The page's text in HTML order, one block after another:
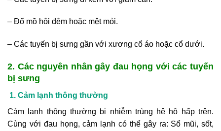
– Đổ mồ hôi đêm hoặc mệt mỏi.
– Các tuyến bị sưng gần với xương cổ áo hoặc cổ dưới.
2. Các nguyên nhân gây đau họng với các tuyến
bị sưng
1. Cảm lạnh thông thường
Cảm lạnh thông thường bị nhiễm trùng hệ hô hấp trên.
Cùng với đau họng, cảm lạnh có thể gây ra: Sổ mũi, sốt,